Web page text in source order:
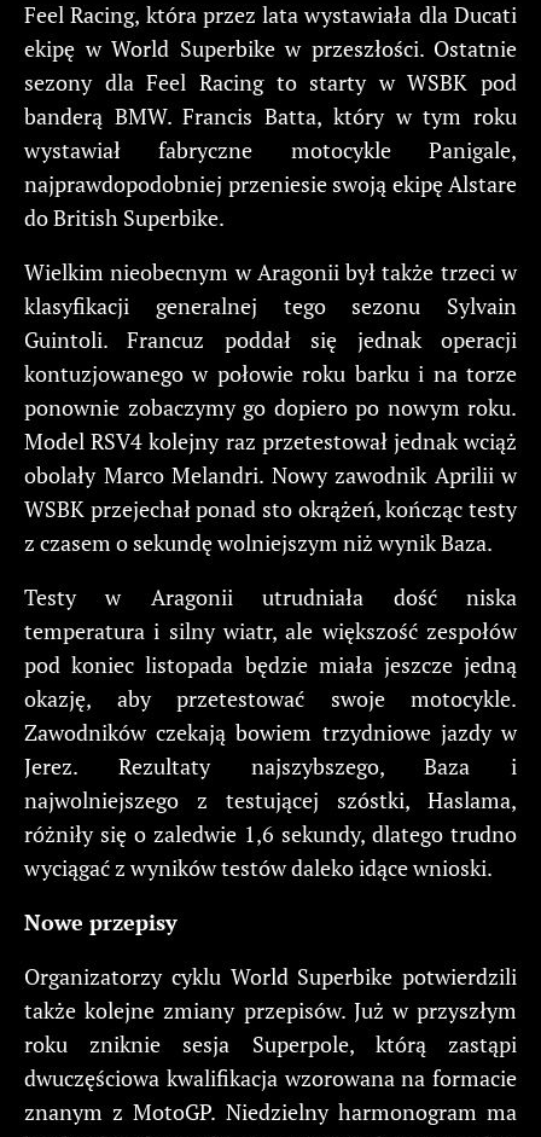
Feel Racing, która przez lata wystawiała dla Ducati
ekipę w World Superbike w przeszłości. Ostatnie
sezony dla Feel Racing to starty w WSBK pod
banderą BMW. Francis Batta, który w tym roku
wystawiał fabryczne motocykle Panigale,
najprawdopodobniej przeniesie swoją ekipę Alstare
do British Superbike.
Wielkim nieobecnym w Aragonii był także trzeci w
klasyfikacji generalnej tego sezonu Sylvain
Guintoli. Francuz poddał się jednak operacji
kontuzjowanego w połowie roku barku i na torze
ponownie zobaczymy go dopiero po nowym roku.
Model RSV4 kolejny raz przetestował jednak wciąż
obolały Marco Melandri. Nowy zawodnik Aprilii w
WSBK przejechał ponad sto okrążeń, kończąc testy
z czasem o sekundę wolniejszym niż wynik Baza.
Testy w Aragonii utrudniała dość niska
temperatura i silny wiatr, ale większość zespołów
pod koniec listopada będzie miała jeszcze jedną
okazję, aby przetestować swoje motocykle.
Zawodników czekają bowiem trzydniowe jazdy w
Jerez. Rezultaty najszybszego, Baza i
najwolniejszego z testującej szóstki, Haslama,
różniły się o zaledwie 1,6 sekundy, dlatego trudno
wyciągać z wyników testów daleko idące wnioski.
Nowe przepisy
Organizatorzy cyklu World Superbike potwierdzili
także kolejne zmiany przepisów. Już w przyszłym
roku zniknie sesja Superpole, którą zastąpi
dwuczęściowa kwalifikacja wzorowana na formacie
znanym z MotoGP. Niedzielny harmonogram ma